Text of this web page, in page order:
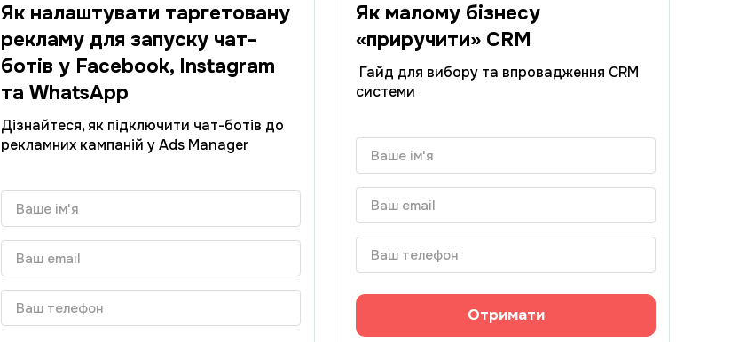
Як налаштувати таргетовану
рекламу для запуску чат-
ботів у Facebook, Instagram
та WhatsApp
Дізнайтеся, як підключити чат-ботів до
рекламних кампаній у Ads Manager
Як малому бізнесу
«приручити» CRM
Гайд для вибору та впровадження CRM
системи
Отримати